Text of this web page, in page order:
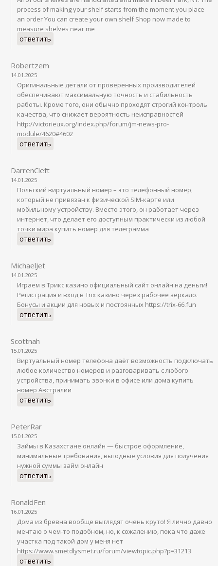
process of making your shelf starts from the moment you place
an order You can create your own shelf Shop now made to
measure shelves near me
ответить
Robertzem
14.01.2025
Оригинальные детали от проверенных производителей
обеспечивают максимальную точность и стабильность
работы. Кроме того, они обычно проходят строгий контроль
качества, что снижает вероятность неисправностей
http://victorieux.org/index.php/forum/jm-news-pro-
module/4620#4602
ответить
DarrenCleft
14.01.2025
Польский виртуальный номер – это телефонный номер,
который не привязан к физической SIM-карте или
мобильному устройству. Вместо этого, он работает через
интернет, что делает его доступным практически из любой
точки мира купить номер для телеграмма
ответить
MichaelJet
14.01.2025
Играем в Трикс казино официальный сайт онлайн на деньги!
Регистрация и вход в Trix казино через рабочее зеркало.
Бонусы и акции для новых и постоянных https://trix-66.fun
ответить
Scottnah
15.01.2025
Виртуальный номер телефона даёт возможность подключать
любое количество номеров и разговаривать с любого
устройства, принимать звонки в офисе или дома купить
номер Австралии
ответить
PeterRar
15.01.2025
Займы в Казахстане онлайн — быстрое оформление,
минимальные требования, выгодные условия для получения
нужной суммы займ онлайн
ответить
RonaldFen
16.01.2025
Дома из бревна вообще выглядят очень круто! Я лично давно
мечтаю о чем-то подобном, но, к сожалению, пока что даже
участка под такой дом у меня нет
https://www.smetdlysmet.ru/forum/viewtopic.php?p=31213
ответить